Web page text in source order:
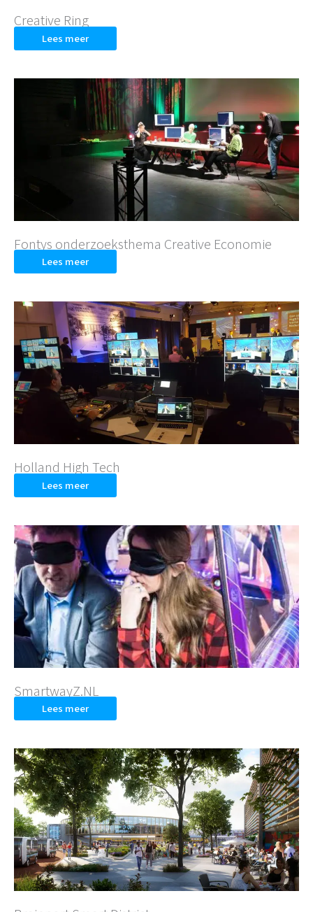
Creative Ring
Lees meer
Fontys onderzoeksthema Creative Economie
Lees meer
Holland High Tech
Lees meer
SmartwayZ.NL
Lees meer